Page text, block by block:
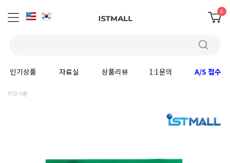
0
인기상품 자료실 상품리뷰 1:1문의 A/S 접수
PCB 기판